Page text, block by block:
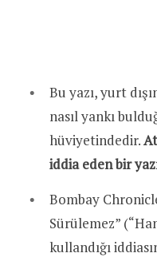
Bu yazı, yurt
nasıl yankı
hüviyetindedir.
iddia eden bir
Bombay
Sürülemez”
kullandığı